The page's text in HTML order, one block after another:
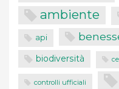
ambiente
api
biodiversità
controlli ufficiali